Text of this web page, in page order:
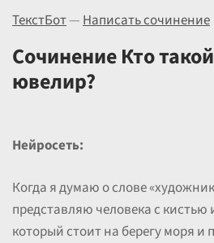
Выбрать режим
Цены
ТекстБот—Написать сочинение
Сочинение Кто
ювелир?
Нейросеть:
Когда я думаю о слове
представляю человека с кистью
который стоит на берегу моря и